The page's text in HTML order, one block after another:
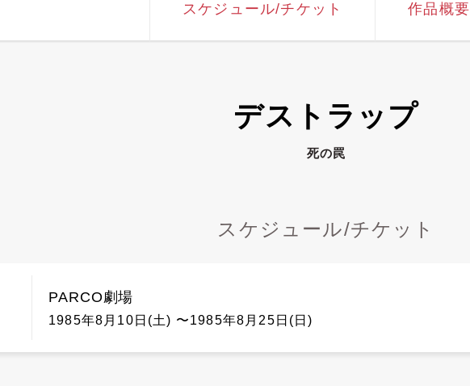
スケジュール/チケット 作品概要
デストラップ
死の罠
スケジュール/チケット
PARCO劇場
1985年8月10日(土) 〜1985年8月25日(日)